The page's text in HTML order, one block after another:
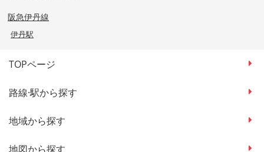
阪急伊丹線
伊丹駅
TOPページ
路線·駅から探す
地域から探す
地図から探す